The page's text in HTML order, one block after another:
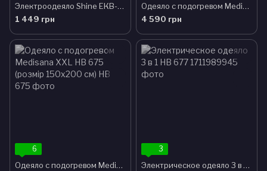
Электроодеяло Shine ЕКВ-2/220 Люкс 150х165 см
1 449 грн
Одеяло с подогревом Medisana HDW (130х180 см)
4 590 грн
6
Одеяло с подогревом Medisana XXL HB 675 (розмір 150х200 см)
3
Электрическое одеяло 3 в 1 HB 677